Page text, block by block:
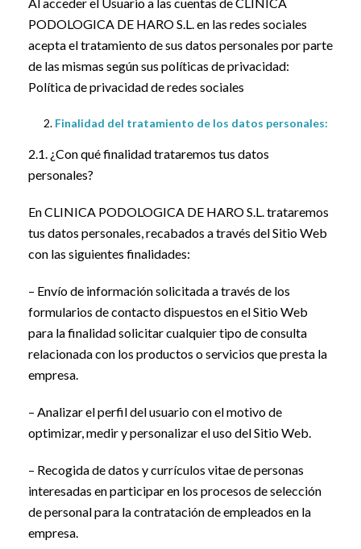
PODOLOGICA DE HARO S.L. en las redes sociales
acepta el tratamiento de sus datos personales por parte
de las mismas según sus políticas de privacidad:
Política de privacidad de redes sociales
Finalidad del tratamiento de los datos personales:
2.1. ¿Con qué finalidad trataremos tus datos
personales?
En CLINICA PODOLOGICA DE HARO S.L. trataremos
tus datos personales, recabados a través del Sitio Web
con las siguientes finalidades:
– Envío de información solicitada a través de los
formularios de contacto dispuestos en el Sitio Web
para la finalidad solicitar cualquier tipo de consulta
relacionada con los productos o servicios que presta la
empresa.
– Analizar el perfil del usuario con el motivo de
optimizar, medir y personalizar el uso del Sitio Web.
– Recogida de datos y currículos vitae de personas
interesadas en participar en los procesos de selección
de personal para la contratación de empleados en la
empresa.